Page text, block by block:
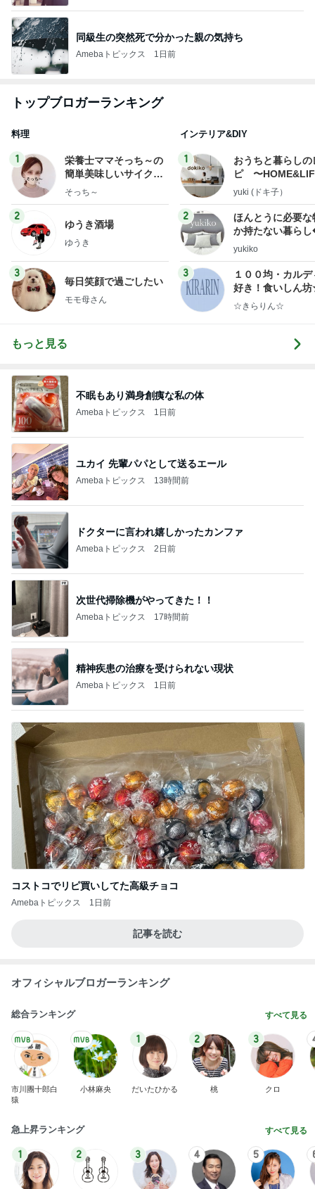
同級生の突然死で分かった親の気持ち
Amebaトピックス 1日前
トップブロガーランキング
料理
1
栄養士ママそっち～の
簡単美味しいサイクル
献立
そっち～
2
ゆうき酒場
ゆうき
3
毎日笑顔で過ごしたい
モモ母さん
インテリア&DIY
1
おうちと暮らしの
ピ 〜
yuki (ドキ子）
2
ほんとうに必要な
か持たない暮ら
ep Life Simple◆
yukiko
3
１００均・カルデ
好き！食いしん
らりん☆のブログ
☆きらりん☆
もっと見る
不眠もあり満身創痍な私の体
Amebaトピックス 1日前
ユカイ 先輩パパとして送るエール
Amebaトピックス 13時間前
ドクターに言われ嬉しかったカンファ
Amebaトピックス 2日前
次世代掃除機がやってきた！！
Amebaトピックス 17時間前
精神疾患の治療を受けられない現状
Amebaトピックス 1日前
コストコでリピ買いしてた高級チョコ
Amebaトピックス 1日前
記事を読む
オフィシャルブロガーランキング
総合ランキング すべて見る
市川團十郎白
猿
小林麻央
1
だいたひかる
2
桃
3
クロ
急上昇ランキング すべて見る
1 2 3 4 5